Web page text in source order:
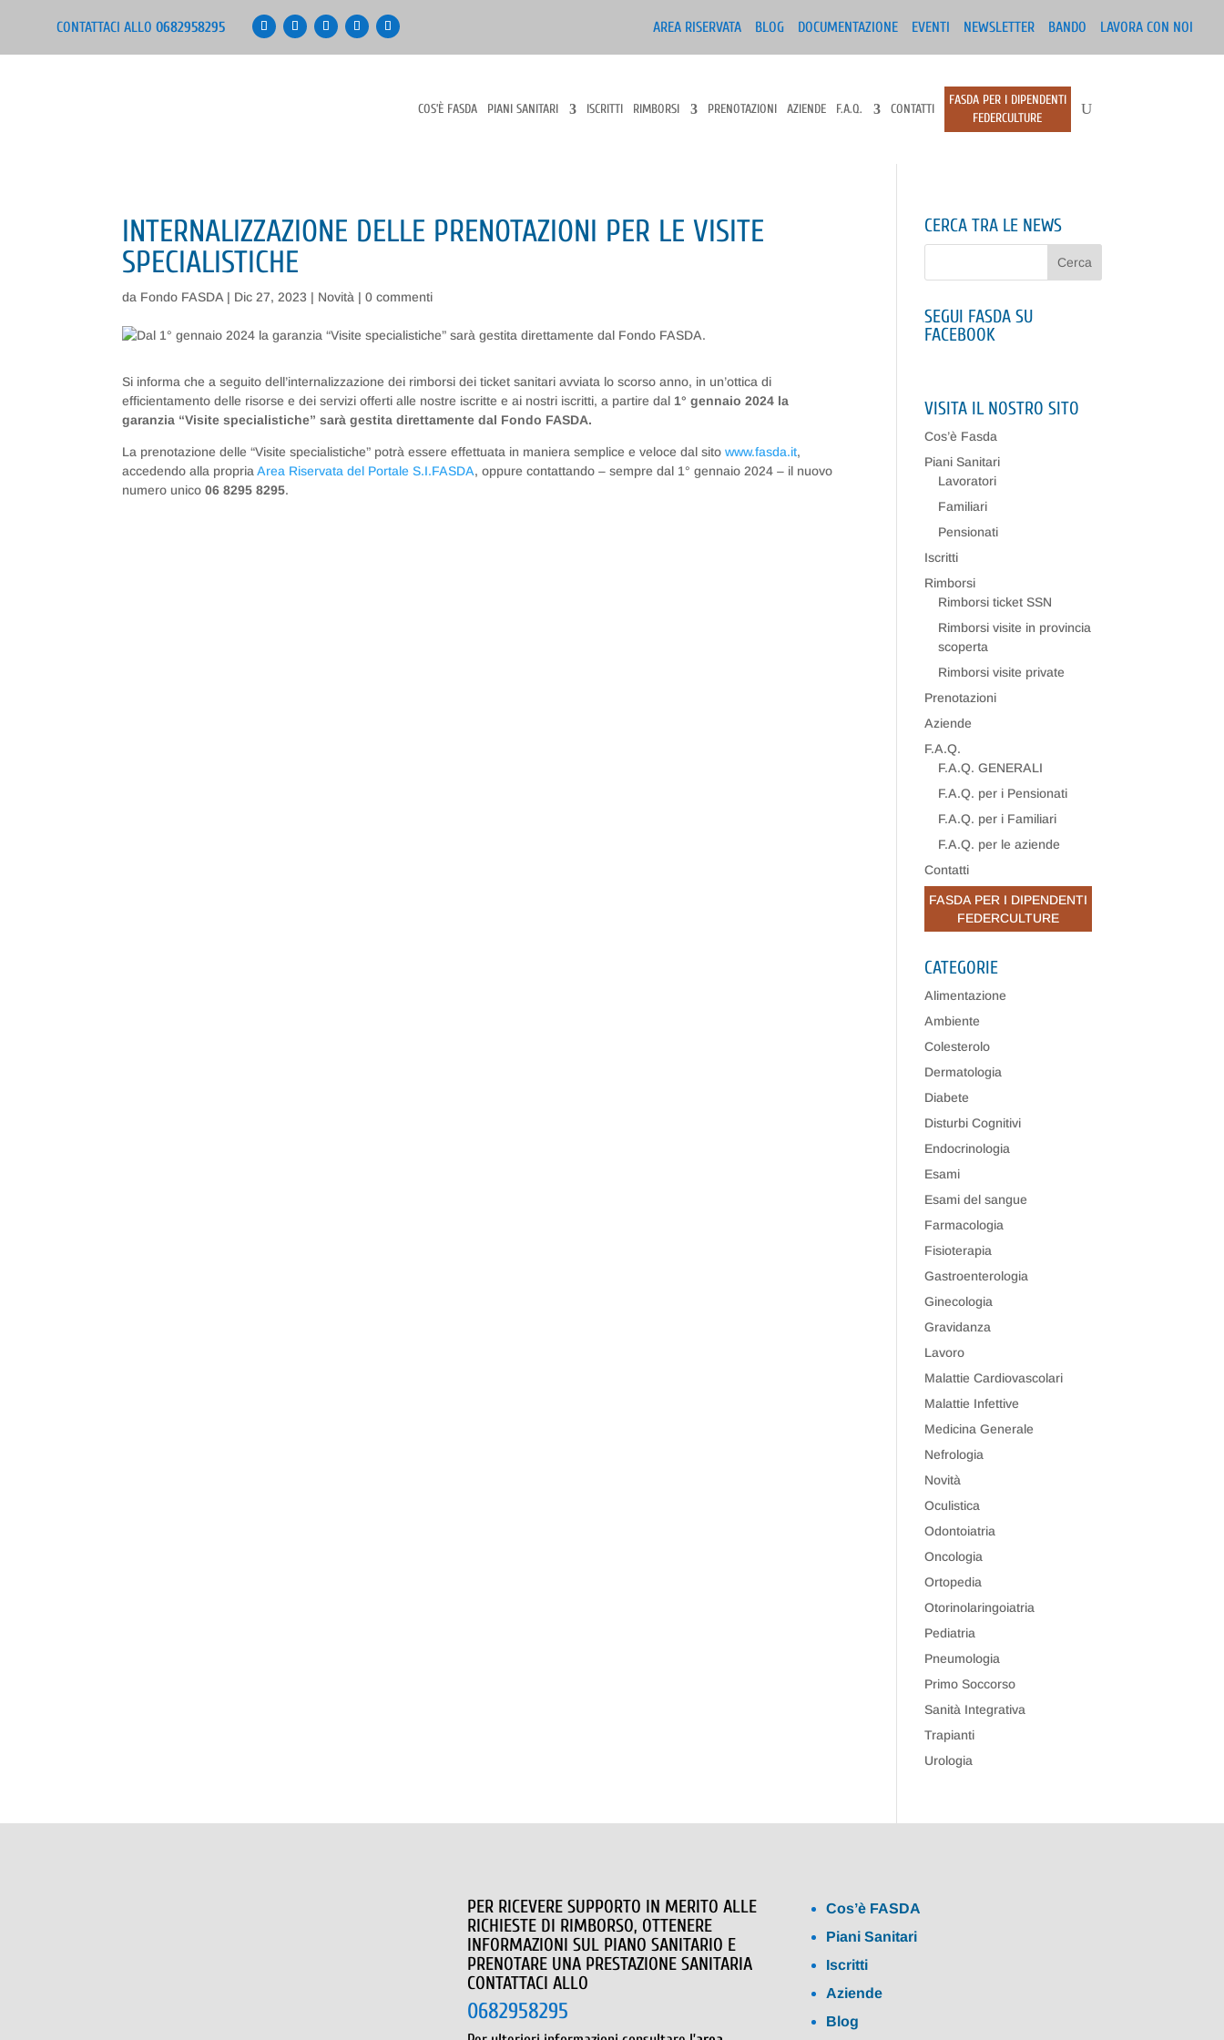
CONTATTACI ALLO 0682958295 AREA RISERVATA BLOG DOCUMENTAZIONE EVENTI NEWSLETTER BANDO LAVORA CON NOI
COS’È FASDA PIANI SANITARI ISCRITTI RIMBORSI PRENOTAZIONI AZIENDE F.A.Q. CONTATTI
FASDA PER I DIPENDENTI
FEDERCULTURE
INTERNALIZZAZIONE DELLE PRENOTAZIONI PER LE VISITE
SPECIALISTICHE
da Fondo FASDA | Dic 27, 2023 | Novità |0 commenti
Si informa che a seguito dell’internalizzazione dei rimborsi dei ticket sanitari avviata lo scorso anno, in un’ottica di
efficientamento delle risorse e dei servizi offerti alle nostre iscritte e ai nostri iscritti, a partire dal 1° gennaio 2024 la
garanzia “Visite specialistiche” sarà gestita direttamente dal Fondo FASDA.
La prenotazione delle “Visite specialistiche” potrà essere effettuata in maniera semplice e veloce dal sitowww.fasda.it,
accedendo alla propriaArea Riservata del Portale S.I.FASDA, oppure contattando – sempre dal 1° gennaio 2024 – il nuovo
numero unico06 8295 8295.
CERCA TRA LE NEWS
SEGUI FASDA SU
FACEBOOK
VISITA IL NOSTRO SITO
Cos’è Fasda
Piani Sanitari
Lavoratori
Familiari
Pensionati
Iscritti
Rimborsi
Rimborsi ticket SSN
Rimborsi visite in provincia
scoperta
Rimborsi visite private
Prenotazioni
Aziende
F.A.Q.
F.A.Q. GENERALI
F.A.Q. per i Pensionati
F.A.Q. per i Familiari
F.A.Q. per le aziende
Contatti
FASDA PER I DIPENDENTI
FEDERCULTURE
CATEGORIE
Alimentazione
Ambiente
Colesterolo
Dermatologia
Diabete
Disturbi Cognitivi
Endocrinologia
Esami
Esami del sangue
Farmacologia
Fisioterapia
Gastroenterologia
Ginecologia
Gravidanza
Lavoro
Malattie Cardiovascolari
Malattie Infettive
Medicina Generale
Nefrologia
Novità
Oculistica
Odontoiatria
Oncologia
Ortopedia
Otorinolaringoiatria
Pediatria
Pneumologia
Primo Soccorso
Sanità Integrativa
Trapianti
Urologia
PER RICEVERE SUPPORTO IN MERITO ALLE
RICHIESTE DI RIMBORSO, OTTENERE
INFORMAZIONI SUL PIANO SANITARIO E
PRENOTARE UNA PRESTAZIONE SANITARIA
CONTATTACI ALLO
0682958295
Cos’è FASDA
Piani Sanitari
Iscritti
Aziende
Blog